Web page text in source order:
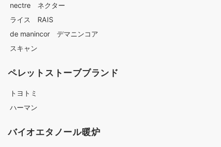
nectre ネクター
ライス RAIS
de manincor デマニンコア
スキャン
ペレットストーブブランド
トヨトミ
ハーマン
バイオエタノール暖炉